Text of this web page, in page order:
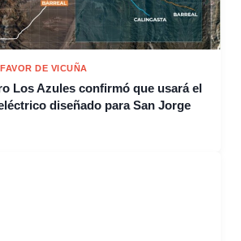
DE VICUÑA
Los Azules confirmó que usará el
diseñado para San Jorge